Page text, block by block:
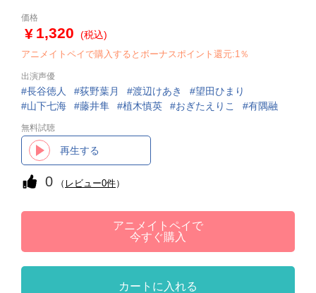
価格
1,320 (税込)
アニメイトペイで購入するとボーナスポイント還元:1％
出演声優
長谷徳人 荻野葉月 渡辺けあき
望田ひまり
山下七海
藤井隼 植木慎英 おぎたえりこ 有隅融
無料試聴
再生する
0 （ レビュー0件）
アニメイトペイで
今すぐ購入
カートに入れる